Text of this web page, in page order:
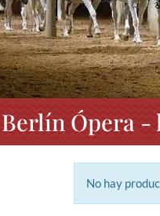
Berlín Ópera -
No hay